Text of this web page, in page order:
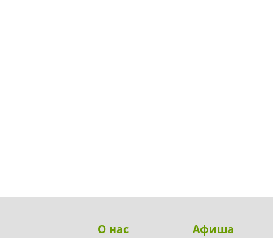
О нас Афиша